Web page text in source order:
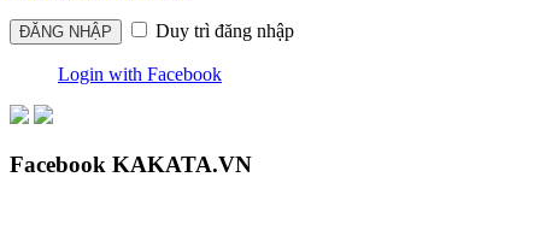
Duy trì đăng nhập
Login with Facebook
Facebook KAKATA.VN